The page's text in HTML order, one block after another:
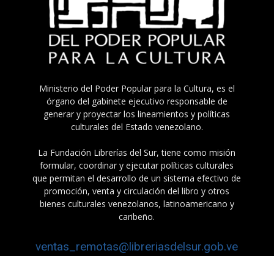
Ministerio del Poder Popular para la Cultura, es el
órgano del gabinete ejecutivo responsable de
generar y proyectar los lineamientos y políticas
culturales del Estado venezolano.
La Fundación Librerías del Sur, tiene como misión
formular, coordinar y ejecutar políticas culturales
que permitan el desarrollo de un sistema efectivo de
promoción, venta y circulación del libro y otros
bienes culturales venezolanos, latinoamericano y
caribeño.
ventas_remotas@libreriasdelsur.gob.ve